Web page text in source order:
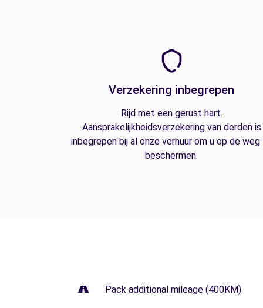
Verzekering inbegrepen
Rijd met een gerust hart.
Aansprakelijkheidsverzekering van derden is
inbegrepen bij al onze verhuur om u op de
beschermen.
Pack additional mileage (400KM)